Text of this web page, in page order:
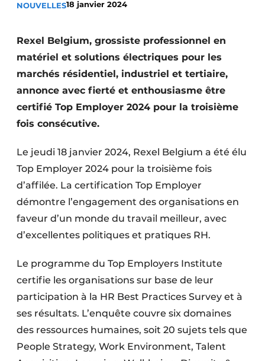
Termes et conditions
Video’s
NOUVELLES18 janvier 2024
Rexel Belgium, grossiste professionnel en
matériel et solutions électriques pour les
marchés résidentiel, industriel et tertiaire,
annonce avec fierté et enthousiasme être
certifié Top Employer 2024 pour la troisième
fois consécutive.
Le jeudi 18 janvier 2024, Rexel Belgium a été élu
Top Employer 2024 pour la troisième fois
d’affilée. La certification Top Employer
démontre l’engagement des organisations en
faveur d’un monde du travail meilleur, avec
d’excellentes politiques et pratiques RH.
Le programme du Top Employers Institute
certifie les organisations sur base de leur
participation à la HR Best Practices Survey et à
ses résultats. L’enquête couvre six domaines
des ressources humaines, soit 20 sujets tels que
People Strategy, Work Environment, Talent